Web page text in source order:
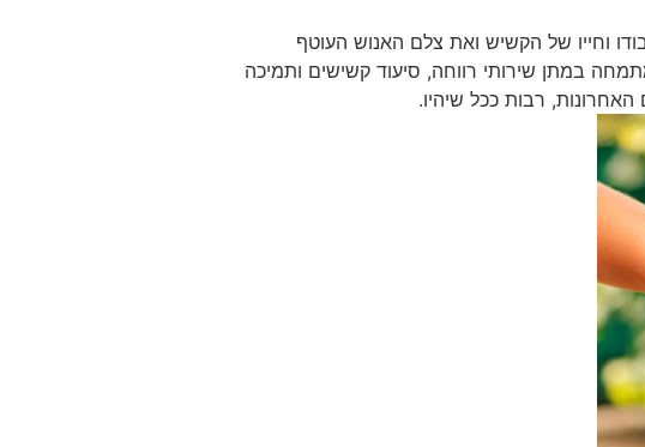
וחייו של הקשיש ואת צלם האנוש העוטף
במתן שירותי רווחה, סיעוד קשישים ותמיכה
רבות ככל שיהיו.